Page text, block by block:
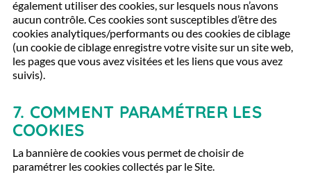
également utiliser des cookies, sur lesquels nous n’avons
aucun contrôle. Ces cookies sont susceptibles d’être des
cookies analytiques/performants ou des cookies de ciblage
(un cookie de ciblage enregistre votre visite sur un site web,
les pages que vous avez visitées et les liens que vous avez
suivis).
7. COMMENT PARAMÉTRER LES
COOKIES
La bannière de cookies vous permet de choisir de
paramétrer les cookies collectés par le Site.